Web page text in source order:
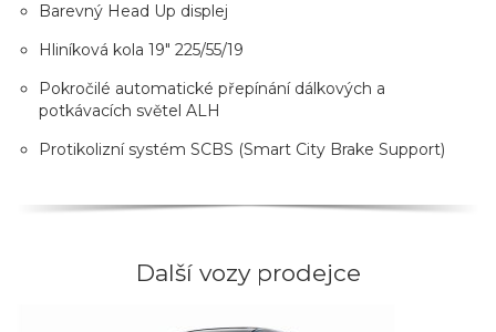
Barevný Head Up displej
Hliníková kola 19" 225/55/19
Pokročilé automatické přepínání dálkových a
potkávacích světel ALH
Protikolizní systém SCBS (Smart City Brake Support)
Další vozy prodejce